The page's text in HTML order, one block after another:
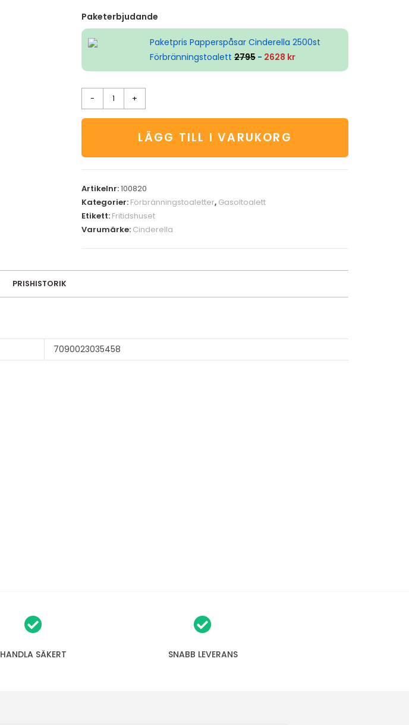
Paketerbjudande
Paketpris Papperspåsar Cinderella 2500st
Förbränningstoalett2795- 2628 kr
- +
LÄGG TILL I VARUKORG
Artikelnr:100820
Kategorier: Förbränningstoaletter, Gasoltoalett
Etikett: Fritidshuset
Varumärke: Cinderella
PRISHISTORIK
7090023035458
HANDLA SÄKERT SNABB LEVERANS